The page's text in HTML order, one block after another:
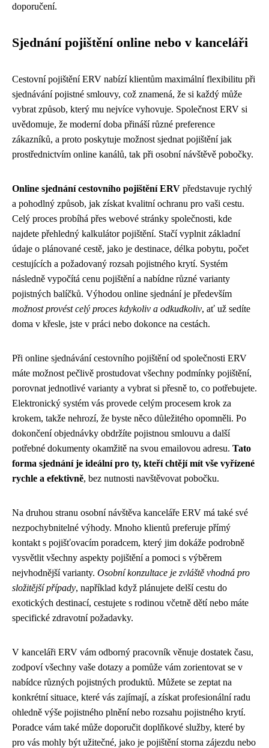
doporučení.
Sjednání pojištění online nebo v kanceláři
Cestovní pojištění ERV nabízí klientům maximální flexibilitu při
sjednávání pojistné smlouvy, což znamená, že si každý může
vybrat způsob, který mu nejvíce vyhovuje. Společnost ERV si
uvědomuje, že moderní doba přináší různé preference
zákazníků, a proto poskytuje možnost sjednat pojištění jak
prostřednictvím online kanálů, tak při osobní návštěvě pobočky.
Online sjednání cestovního pojištění ERV představuje rychlý
a pohodlný způsob, jak získat kvalitní ochranu pro vaši cestu.
Celý proces probíhá přes webové stránky společnosti, kde
najdete přehledný kalkulátor pojištění. Stačí vyplnit základní
údaje o plánované cestě, jako je destinace, délka pobytu, počet
cestujících a požadovaný rozsah pojistného krytí. Systém
následně vypočítá cenu pojištění a nabídne různé varianty
pojistných balíčků. Výhodou online sjednání je především
možnost provést celý proces kdykoliv a odkudkoliv, ať už sedíte
doma v křesle, jste v práci nebo dokonce na cestách.
Při online sjednávání cestovního pojištění od společnosti ERV
máte možnost pečlivě prostudovat všechny podmínky pojištění,
porovnat jednotlivé varianty a vybrat si přesně to, co potřebujete.
Elektronický systém vás provede celým procesem krok za
krokem, takže nehrozí, že byste něco důležitého opomněli. Po
dokončení objednávky obdržíte pojistnou smlouvu a další
potřebné dokumenty okamžitě na svou emailovou adresu. Tato
forma sjednání je ideální pro ty, kteří chtějí mít vše vyřízené
rychle a efektivně, bez nutnosti navštěvovat pobočku.
Na druhou stranu osobní návštěva kanceláře ERV má také své
nezpochybnitelné výhody. Mnoho klientů preferuje přímý
kontakt s pojišťovacím poradcem, který jim dokáže podrobně
vysvětlit všechny aspekty pojištění a pomoci s výběrem
nejvhodnější varianty. Osobní konzultace je zvláště vhodná pro
složitější případy, například když plánujete delší cestu do
exotických destinací, cestujete s rodinou včetně dětí nebo máte
specifické zdravotní požadavky.
V kanceláři ERV vám odborný pracovník věnuje dostatek času,
zodpoví všechny vaše dotazy a pomůže vám zorientovat se v
nabídce různých pojistných produktů. Můžete se zeptat na
konkrétní situace, které vás zajímají, a získat profesionální radu
ohledně výše pojistného plnění nebo rozsahu pojistného krytí.
Poradce vám také může doporučit doplňkové služby, které by
pro vás mohly být užitečné, jako je pojištění storna zájezdu nebo